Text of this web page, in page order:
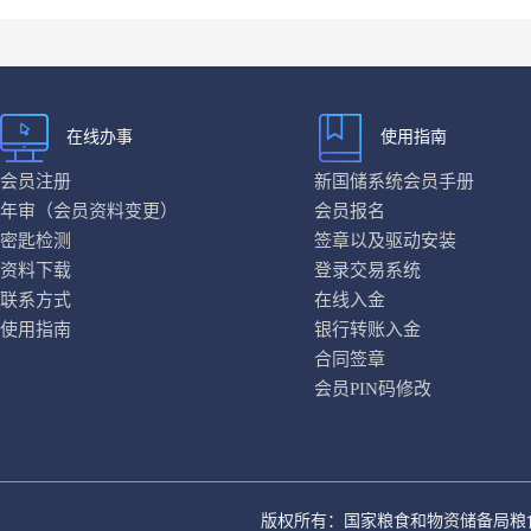
在线办事 使用指南
会员注册
年审（会员资料变更）
密匙检测
资料下载
联系方式
使用指南
新国储系统会员手册
会员报名
签章以及驱动安装
登录交易系统
在线入金
银行转账入金
合同签章
会员PIN码修改
版权所有：国家粮食和物资储备局